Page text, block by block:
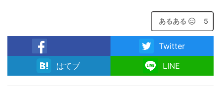
あるある 5
facebook
Twitter
はてブ
LINE